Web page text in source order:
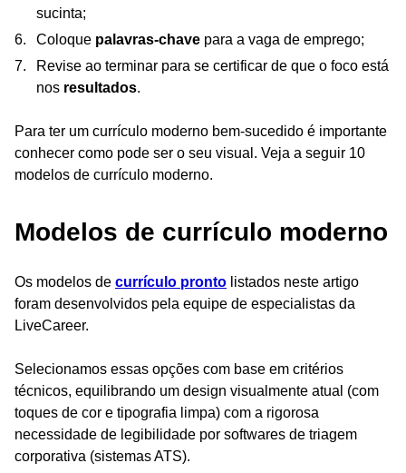
sucinta;
Coloque palavras-chave para a vaga de emprego;
Revise ao terminar para se certificar de que o foco está
nos resultados.
Para ter um currículo moderno bem-sucedido é importante
conhecer como pode ser o seu visual. Veja a seguir 10
modelos de currículo moderno.
Modelos de currículo moderno
Os modelos de currículo pronto listados neste artigo
foram desenvolvidos pela equipe de especialistas da
LiveCareer.
Selecionamos essas opções com base em critérios
técnicos, equilibrando um design visualmente atual (com
toques de cor e tipografia limpa) com a rigorosa
necessidade de legibilidade por softwares de triagem
corporativa (sistemas ATS).